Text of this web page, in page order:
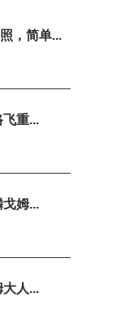
，简单...
重...
姆...
人...